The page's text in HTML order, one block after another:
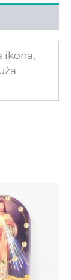
ikona,